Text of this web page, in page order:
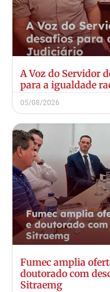
A Voz do Servidor
para a igualdade
05/08/2026
Fumec amplia
doutorado com
Sitraemg